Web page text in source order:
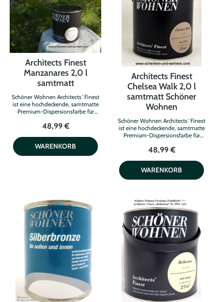
Architects Finest
Manzanares 2,0 l
samtmatt
Schöner Wohnen Architects´Finest
ist eine hochdeckende, samtmatte
Premium-Dispersionsfarbe für
spritzgehemmte Konsistenz
einzigartige samtmatte Oberfläche
sorgt für eine herausragende
perfektes Oberflächenbild, ist
wasserdampfdurchlässig, sehr
strapazierfähig und
scheuerbeständig
(Nassabriebsbeständigkeit Klasse 2).
Die Premium-Dispersionsfarbe
kann vielfältig verwendet werden, z.
B. auf Raufaser- und Prägetapeten,
alten Dispersionsfarbenanstrichen,
Gipskarton- und
Zementfaserplatten sowie
Mauerwerk, Putz und Beton. 2,0
Liter für bis zu 25 m² Die Premium-
Wandfarbe gibt es auch als 100-ml-
48,99 €
WARENKORB
Architects Finest
Chelsea Walk 2,0 l
samtmatt Schöner
Wohnen
Schöner Wohnen Architects´Finest
ist eine hochdeckende, samtmatte
Premium-Dispersionsfarbe für
spritzgehemmte Konsistenz
einzigartige samtmatte Oberfläche
sorgt für eine herausragende
handverlesenen Farbtöne optimal
zur Geltung und sorgen für zeitlose
Eleganz. Diese Farbe bietet ein
perfektes Oberflächenbild, ist
wasserdampfdurchlässig, sehr
strapazierfähig und
scheuerbeständig
(Nassabriebsbeständigkeit Klasse 2).
Die Premium-Dispersionsfarbe
kann vielfältig verwendet werden, z.
B. auf Raufaser- und Prägetapeten,
alten Dispersionsfarbenanstrichen,
Gipskarton- und
Zementfaserplatten sowie
48,99 €
WARENKORB